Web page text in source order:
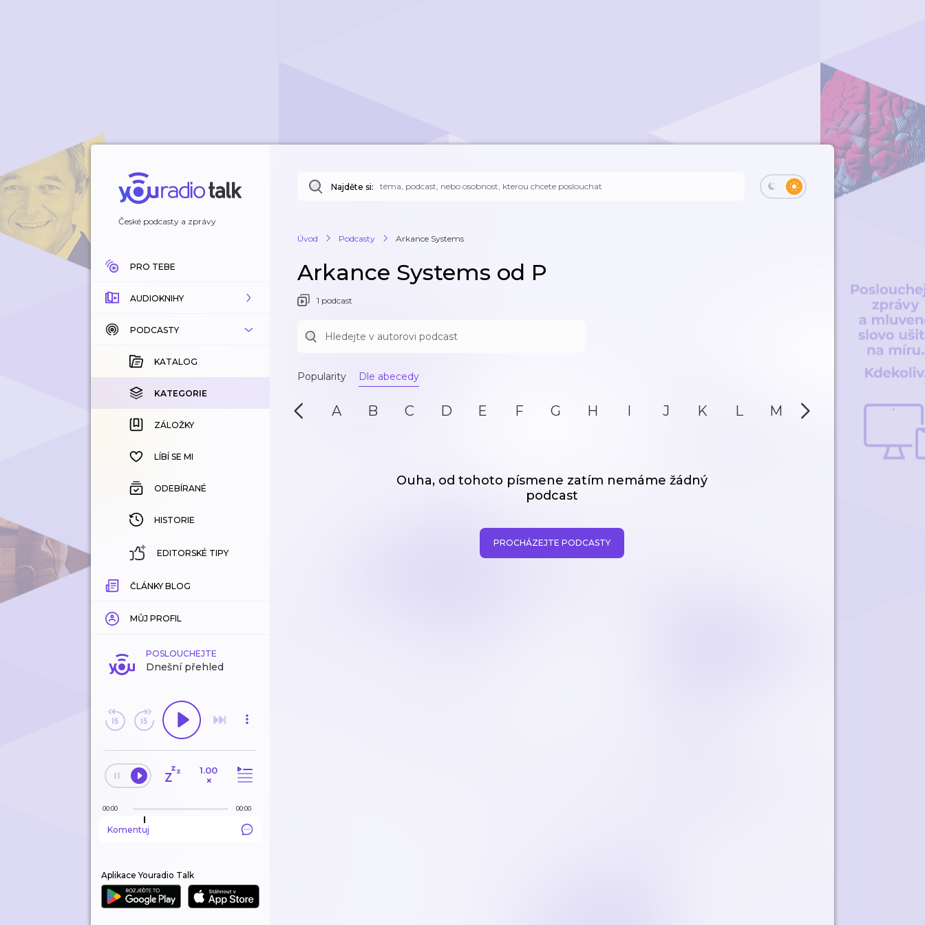
České podcasty a zprávy
PRO TEBE
AUDIOKNIHY
KATALOG
KOUPENÉ
KATEGORIE
ZÁLOŽKY
HISTORIE
PODCASTY
KATALOG
KATEGORIE
ZÁLOŽKY
LÍBÍ SE MI
ODEBÍRANÉ
HISTORIE
EDITORSKÉ TIPY
ČLÁNKY BLOG
MŮJ PROFIL
POSLOUCHEJTE
Dnešní přehled
1.00
×
00:00 00:00
Komentuj
Aplikace Youradio Talk
Najděte si:
Úvod Podcasty Arkance Systems
Arkance Systems od P
1 podcast
Popularity Dle abecedy
A B C D E F G H I J K L M N P
Ouha, od tohoto písmene zatím nemáme žádný
podcast
PROCHÁZEJTE PODCASTY